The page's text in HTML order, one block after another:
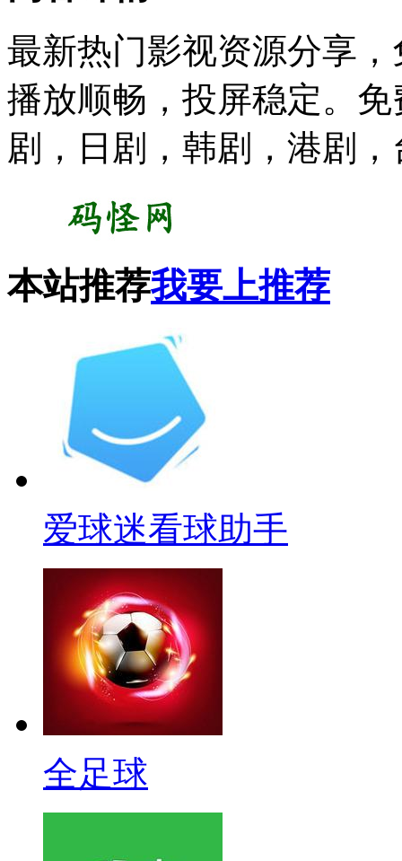
最新热门影视资源分享
播放顺畅，投屏稳定。
剧，日剧，韩剧，港剧
本站推荐我要上推荐
爱球迷看球助手
全足球